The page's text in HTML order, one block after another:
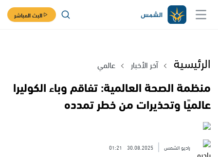
البث المباشر
الرئيسية آخر الأخبار عالمي
منظمة الصحة العالمية: تفاقم وباء الكوليرا
عالميًا وتحذيرات من خطر تمدده
راديو الشمس 30.08.2025
01:21